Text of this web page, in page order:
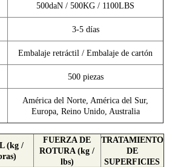
500daN / 500KG / 1100LBS
3-5 días
Embalaje retráctil / Embalaje de cartón
500 piezas
América del Norte, América del Sur,
Europa, Reino Unido, Australia
(kg /
FUERZA DE
ROTURA (kg /
lbs)
TRATAMIENTO
DE
SUPERFICIES